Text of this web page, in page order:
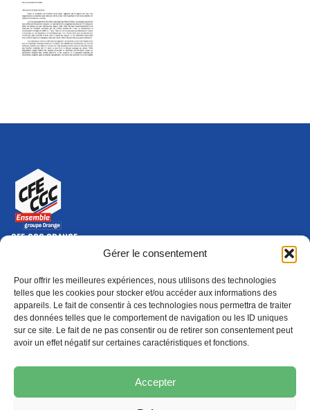
Gérer le consentement
Pour offrir les meilleures expériences, nous utilisons des technologies
telles que les cookies pour stocker et/ou accéder aux informations des
appareils. Le fait de consentir à ces technologies nous permettra de traiter
des données telles que le comportement de navigation ou les ID uniques
sur ce site. Le fait de ne pas consentir ou de retirer son consentement peut
avoir un effet négatif sur certaines caractéristiques et fonctions.
Accepter
CFE-CGC ORANGE
10-12 rue Saint Amand, 75015 Paris Cedex 15
Nous contacter
01 46 79 28 74
S'ABONNER(NOUVELLE FENÊTRE)
ADHÉRER
Épargne
(nouvelle fenêtre) Formation
(nouvelle fenêtre)